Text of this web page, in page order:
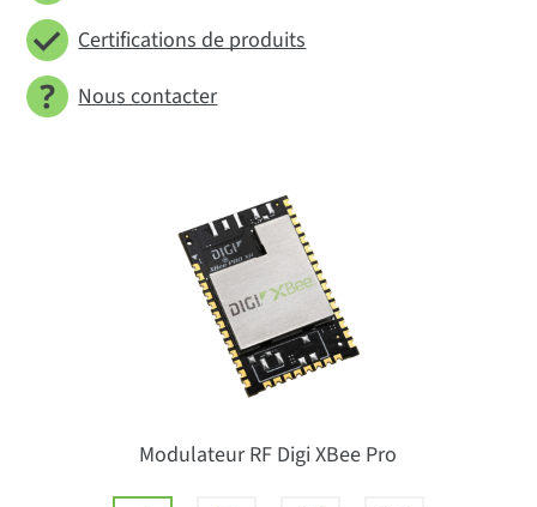
Modulateur RF Digi XBee Pro
Certifications de produits
Nous contacter